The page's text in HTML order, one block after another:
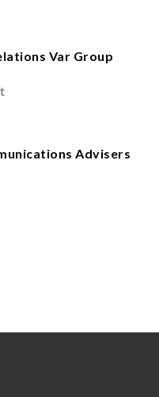
Var Group
Advisers